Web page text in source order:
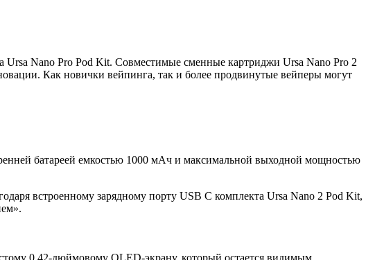
Ursa Nano Pro Pod Kit. Совместимые сменные картриджи Ursa Nano Pro 2
Как новички вейпинга, так и более продвинутые вейперы могут
батареей емкостью 1000 мАч и максимальной выходной мощностью
встроенному зарядному порту USB C комплекта Ursa Nano 2 Pod Kit,